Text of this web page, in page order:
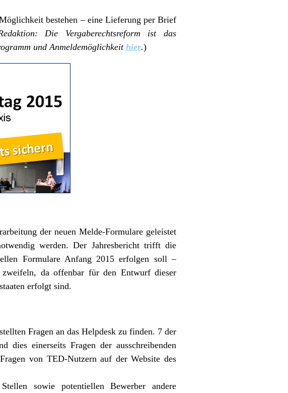
bestehen – eine Lieferung per Brief
Die Vergaberechtsreform ist das
und Anmeldemöglichkeithier.)
der neuen Melde-Formulare geleistet
werden. Der Jahresbericht trifft die
Formulare Anfang 2015 erfolgen soll –
zweifeln, da offenbar für den Entwurf dieser
erfolgt sind.
Fragen an das Helpdesk zu finden. 7 der
dies einerseits Fragen der ausschreibenden
von TED-Nutzern auf der Website des
sowie potentiellen Bewerber andere